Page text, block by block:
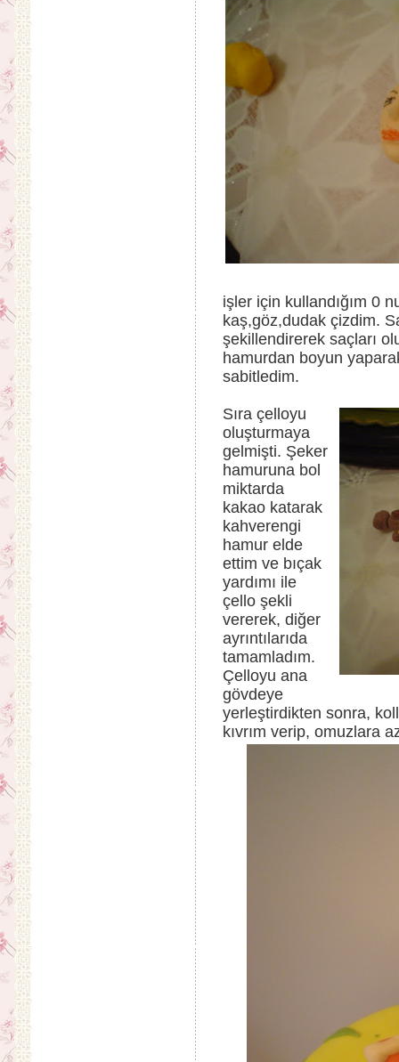
işler için kullandığım 0
kaş,göz,dudak çizdim.
şekillendirerek saçları
hamurdan boyun
sabitledim.
Sıra çelloyu
oluşturmaya
gelmişti. Şeker
hamuruna bol
miktarda
kakao katarak
kahverengi
hamur elde
ettim ve bıçak
yardımı ile
çello şekli
vererek, diğer
ayrıntılarıda
tamamladım.
Çelloyu ana
gövdeye
yerleştirdikten sonra,
kıvrım verip, omuzlara